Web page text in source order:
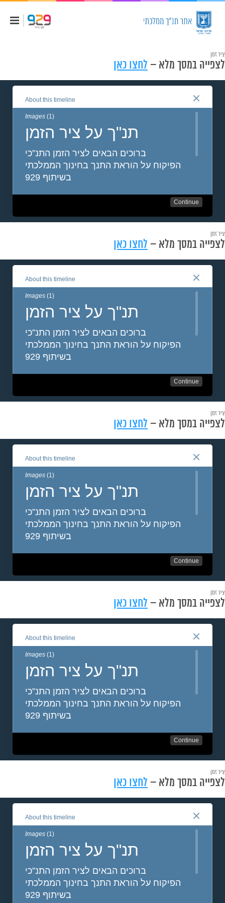
ציר זמן
לצפייה במסך מלא – לחצו כאן
ציר זמן
לצפייה במסך מלא – לחצו כאן
ציר זמן
לצפייה במסך מלא – לחצו כאן
ציר זמן
לצפייה במסך מלא – לחצו כאן
ציר זמן
לצפייה במסך מלא – לחצו כאן